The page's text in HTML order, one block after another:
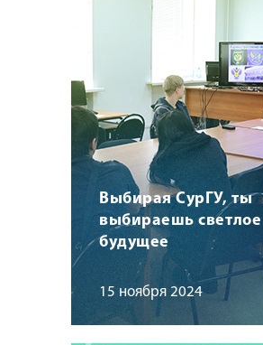
Выбирая СурГУ, ты
выбираешь светлое
будущее
15 ноября 2024